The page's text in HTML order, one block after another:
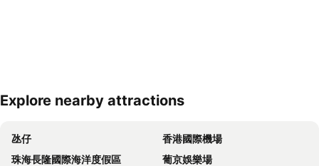
Explore nearby attractions
氹仔
香港國際機場
珠海長隆國際海洋度假區
葡京娛樂場